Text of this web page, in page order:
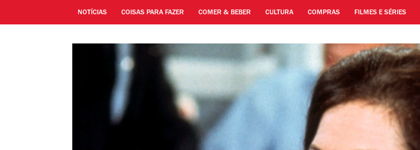
NOTÍCIAS COISAS PARA FAZER COMER & BEBER CULTURA COMPRAS FILMES E SÉRIES